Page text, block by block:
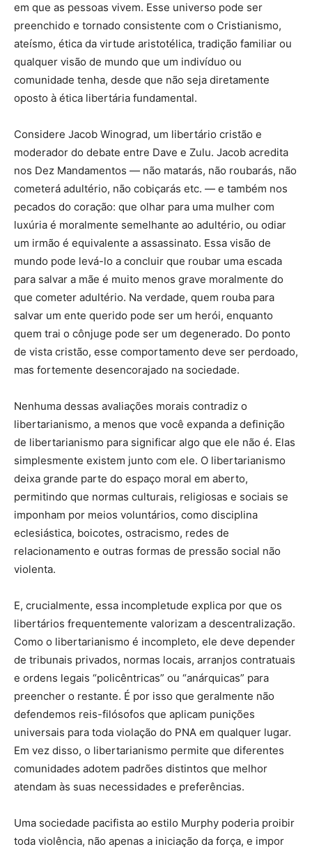
em que as pessoas vivem. Esse universo pode ser
preenchido e tornado consistente com o Cristianismo,
ateísmo, ética da virtude aristotélica, tradição familiar ou
qualquer visão de mundo que um indivíduo ou
comunidade tenha, desde que não seja diretamente
oposto à ética libertária fundamental.
Considere Jacob Winograd, um libertário cristão e
moderador do debate entre Dave e Zulu. Jacob acredita
nos Dez Mandamentos — não matarás, não roubarás, não
cometerá adultério, não cobiçarás etc. — e também nos
pecados do coração: que olhar para uma mulher com
luxúria é moralmente semelhante ao adultério, ou odiar
um irmão é equivalente a assassinato. Essa visão de
mundo pode levá-lo a concluir que roubar uma escada
para salvar a mãe é muito menos grave moralmente do
que cometer adultério. Na verdade, quem rouba para
salvar um ente querido pode ser um herói, enquanto
quem trai o cônjuge pode ser um degenerado. Do ponto
de vista cristão, esse comportamento deve ser perdoado,
mas fortemente desencorajado na sociedade.
Nenhuma dessas avaliações morais contradiz o
libertarianismo, a menos que você expanda a definição
de libertarianismo para significar algo que ele não é. Elas
simplesmente existem junto com ele. O libertarianismo
deixa grande parte do espaço moral em aberto,
permitindo que normas culturais, religiosas e sociais se
imponham por meios voluntários, como disciplina
eclesiástica, boicotes, ostracismo, redes de
relacionamento e outras formas de pressão social não
violenta.
E, crucialmente, essa incompletude explica por que os
libertários frequentemente valorizam a descentralização.
Como o libertarianismo é incompleto, ele deve depender
de tribunais privados, normas locais, arranjos contratuais
e ordens legais “policêntricas” ou “anárquicas” para
preencher o restante. É por isso que geralmente não
defendemos reis-filósofos que aplicam punições
universais para toda violação do PNA em qualquer lugar.
Em vez disso, o libertarianismo permite que diferentes
comunidades adotem padrões distintos que melhor
atendam às suas necessidades e preferências.
Uma sociedade pacifista ao estilo Murphy poderia proibir
toda violência, não apenas a iniciação da força, e impor